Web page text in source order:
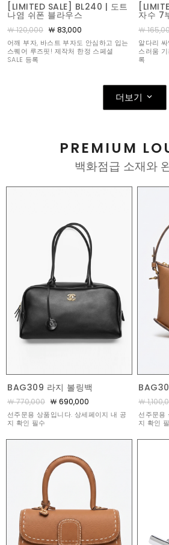
[LIMITED SALE] BL240 | 도트
나염 쉬폰 블라우스
￦ 120,000 ￦ 83,000
어깨 부자, 바스트 부자도 안심하고 입는
스퀘어 루즈핏! 제작처 한정 스페셜
SALE 등록
자수 7
￦
알다리
스러움
록
더보기
PREMIUM
백화점급 소재와
BAG309 라지 볼링백
￦ 770,000 ￦ 690,000
선주문용 상품입니다. 상세페이지 내 공
지 확인 필수
￦
선주문용
지 확인